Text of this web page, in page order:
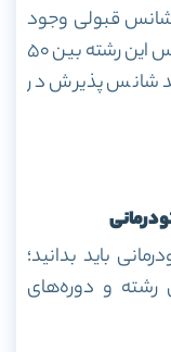
شانس قبولی وجود
در سال گذشته درصد لازم برای دروس این رشته بین ۵۰
شانس پذیرش در
باید بدانید؛
رشته و دوره‌های